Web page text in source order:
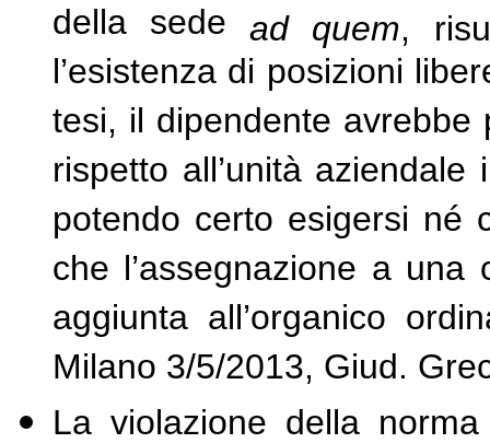
della sedead quem,
l’esistenza di posizioni
tesi, il dipendente
rispetto all’unità
potendo certo esigersi né
che l’assegnazione a
aggiunta all’organico
Milano 3/5/2013, Giud.
La violazione della